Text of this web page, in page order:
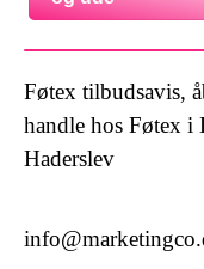
Føtex tilbudsavis,
handle hos Føtex
Haderslev